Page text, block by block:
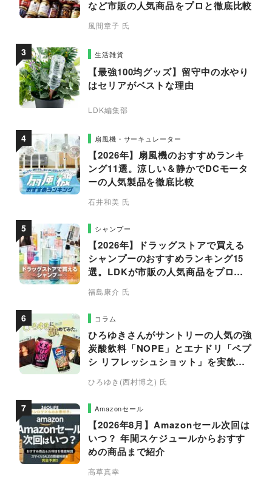
など市販の人気商品をプロと徹底比較
風間章子 氏
生活雑貨
【最強100均グッズ】留守中の水やり
はセリアがベストな理由
LDK編集部
扇風機・サーキュレーター
【2026年】扇風機のおすすめランキ
ング11選。涼しい＆静かでDCモータ
ーの人気製品を徹底比較
石井和美 氏
シャンプー
【2026年】ドラッグストアで買える
シャンプーのおすすめランキング15
選。LDKが市販の人気商品をプロと
福島康介 氏
コラム
ひろゆきさんがサントリーの人気の強
炭酸飲料「NOPE」とエナドリ「ペプ
シ リフレッシュショット」を実飲し
ひろゆき(西村博之) 氏
Amazonセール
【2026年8月】Amazonセール次回は
いつ？ 年間スケジュールからおすす
めの商品まで紹介
高草真幸